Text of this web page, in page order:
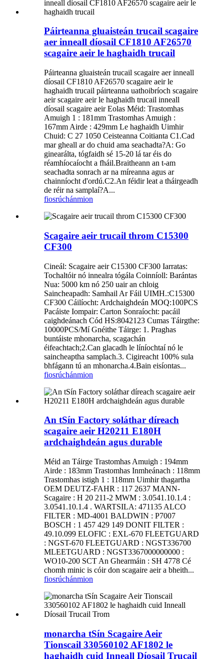
Páirteanna gluaisteán trucail scagaire
aer inneall díosail CF1810 AF26570
scagaire aeir le haghaidh trucail
Páirteanna gluaisteán trucail scagaire aer inneall
díosail CF1810 AF26570 scagaire aeir le
haghaidh trucail páirteanna uathoibríoch scagaire
aeir scagaire aeir le haghaidh trucail inneall
díosail scagaire aeir Eolas Méid: Trastomhas
Amuigh 1 : 181mm Trastomhas Amuigh :
167mm Airde : 429mm Le haghaidh Uimhir
Chuid: C 27 1050 Ceisteanna Coitianta C1.Cad
mar gheall ar do chuid ama seachadta?A: Go
ginearálta, tógfaidh sé 15-20 lá tar éis do
réamhíocaíocht a fháil.Braitheann an t-am
seachadta sonrach ar na míreanna agus ar
chainníocht d'ordú.C2.An féidir leat a tháirgeadh
de réir na samplaí?A...
fiosrúchánmion
Scagaire aeir trucail throm C15300
CF300
Cineál: Scagaire aeir C15300 CF300 Iarratas:
Tochaltóir nó innealra tógála Coinníoll: Barántas
Nua: 5000 km nó 250 uair an chloig
Saincheapadh: Samhail Ar Fáil UIMH.:C15300
CF300 Cáilíocht: Ardchaighdeán MOQ:100PCS
Pacáiste Iompair: Carton Sonraíocht: pacáil
caighdeánach Cód HS:8042123 Cumas Táirgthe:
10000PCS/Mí Gnéithe Táirge: 1. Praghas
buntáiste mhonarcha, scagachán
éifeachtach;2.Can glacadh le líníochtaí nó le
saincheaptha samplach.3. Cigireacht 100% sula
bhfágann tú an mhonarcha.4.Bain eisíontas...
fiosrúchánmion
An tSín Factory soláthar díreach
scagaire aeir H20211 E180H
ardchaighdeán agus durable
Méid an Táirge Trastomhas Amuigh : 194mm
Airde : 183mm Trastomhas Inmheánach : 118mm
Trastomhas istigh 1 : 118mm Uimhir thagartha
OEM DEUTZ-FAHR : 117 2637 MANN-
Scagaire : H 20 211-2 MWM : 3.0541.10.1.4 :
3.0541.10.1.4 . WARTSILA: 471135 ALCO
FILTER : MD-4001 BALDWIN : P7007
BOSCH : 1 457 429 149 DONIT FILTER :
49.10.099 ELOFIC : EXL-670 FLEETGUARD
: NGST-670 FLEETGUARD : NGST336700
MLEETGUARD : NGST3367000000000 :
WO10-200 SCT An Ghearmáin : SH 4778 Cé
chomh minic is cóir don scagaire aeir a bheith...
fiosrúchánmion
monarcha tSín Scagaire Aeir
Tionscail 330560102 AF1802 le
haghaidh cuid Inneall Díosail Trucail